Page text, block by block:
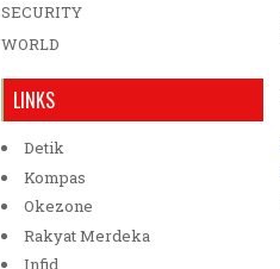
SECURITY
WORLD
LINKS
Detik
Kompas
Okezone
Rakyat Merdeka
Infid